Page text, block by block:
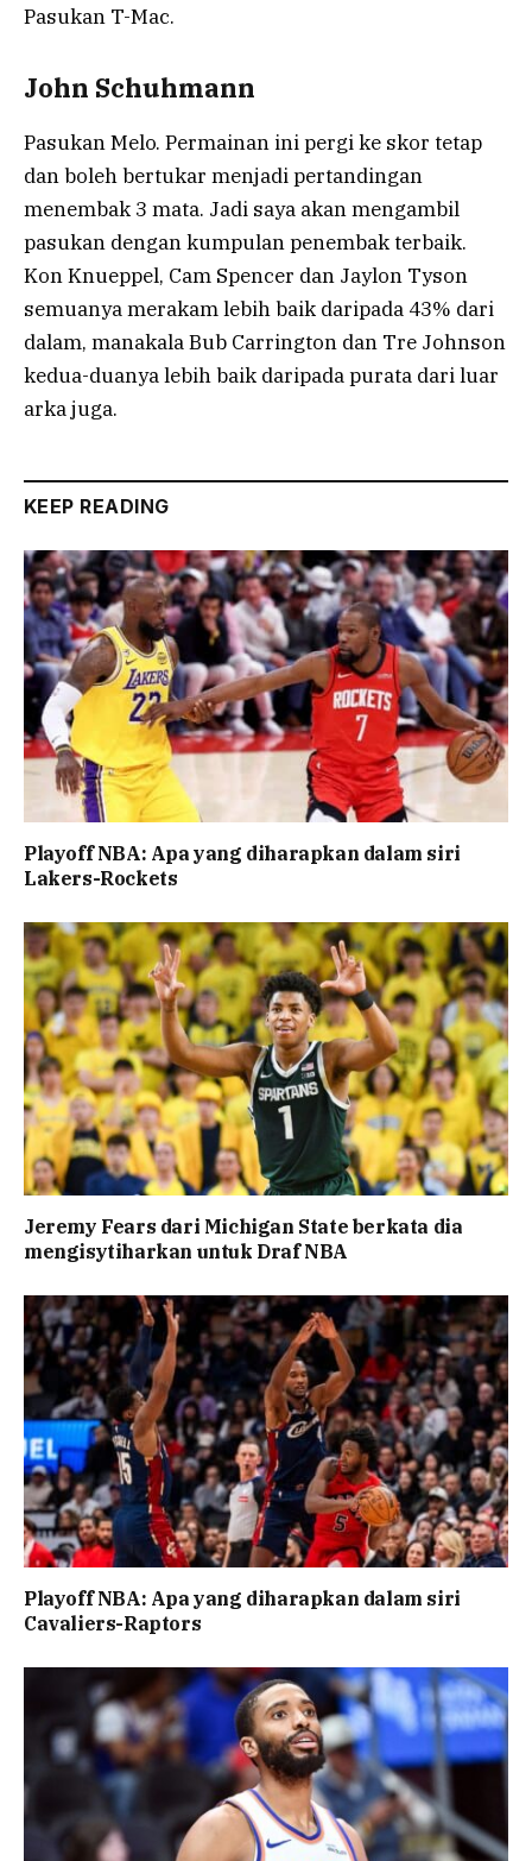
Pasukan T-Mac.
John Schuhmann
Pasukan Melo. Permainan ini pergi ke skor tetap
dan boleh bertukar menjadi pertandingan
menembak 3 mata. Jadi saya akan mengambil
pasukan dengan kumpulan penembak terbaik.
Kon Knueppel, Cam Spencer dan Jaylon Tyson
semuanya merakam lebih baik daripada 43% dari
dalam, manakala Bub Carrington dan Tre Johnson
kedua-duanya lebih baik daripada purata dari luar
arka juga.
KEEP READING
Playoff NBA: Apa yang diharapkan dalam siri
Lakers-Rockets
Jeremy Fears dari Michigan State berkata dia
mengisytiharkan untuk Draf NBA
Playoff NBA: Apa yang diharapkan dalam siri
Cavaliers-Raptors